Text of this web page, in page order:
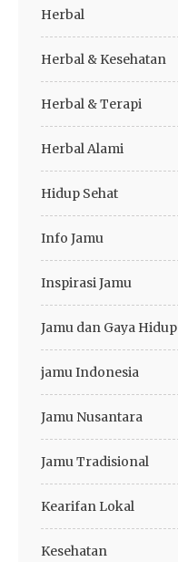
Herbal
Herbal & Kesehatan
Herbal & Terapi
Herbal Alami
Hidup Sehat
Info Jamu
Inspirasi Jamu
Jamu dan Gaya Hidup
jamu Indonesia
Jamu Nusantara
Jamu Tradisional
Kearifan Lokal
Kesehatan